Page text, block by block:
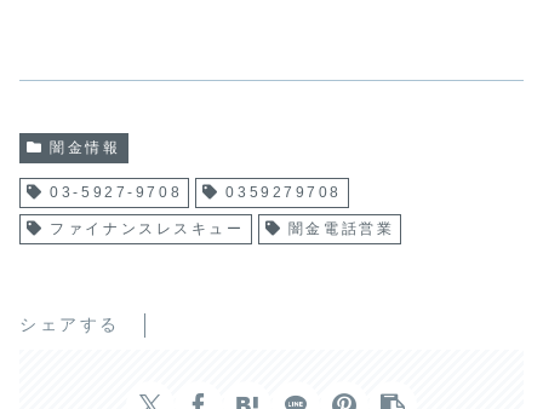
闇金情報
03-5927-9708 0359279708
ファイナンスレスキュー 闇金電話営業
シェアする